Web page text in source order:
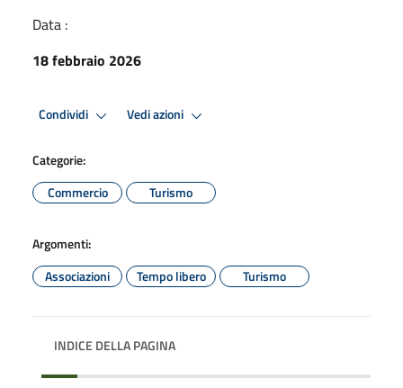
Data :
18 febbraio 2026
Condividi Vedi azioni
Categorie:
Commercio
Turismo
Argomenti:
Associazioni
Tempo libero Turismo
INDICE DELLA PAGINA